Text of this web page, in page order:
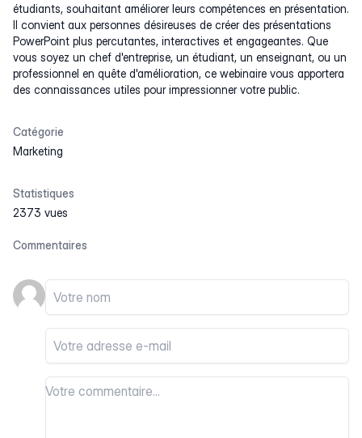
étudiants, souhaitant améliorer leurs compétences en présentation.
Il convient aux personnes désireuses de créer des présentations
PowerPoint plus percutantes, interactives et engageantes. Que
vous soyez un chef d'entreprise, un étudiant, un enseignant, ou un
professionnel en quête d'amélioration, ce webinaire vous apportera
des connaissances utiles pour impressionner votre public.
Catégorie
Marketing
Statistiques
2373 vues
Commentaires
Votre nom
Votre email
Votre commentaire
Votre commentaire